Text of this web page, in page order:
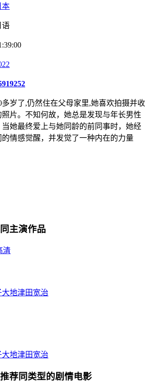
本
语
多岁了,仍然住在父母家里,她喜欢拍摄并收
片。不知何故，她总是发现与年长男性
她最终爱上与她同龄的前同事时，她经
情感觉醒，并发觉了一种内在的力量
主演作品
清
大地津田宽治
大地津田宽治
荐同类型的剧情电影